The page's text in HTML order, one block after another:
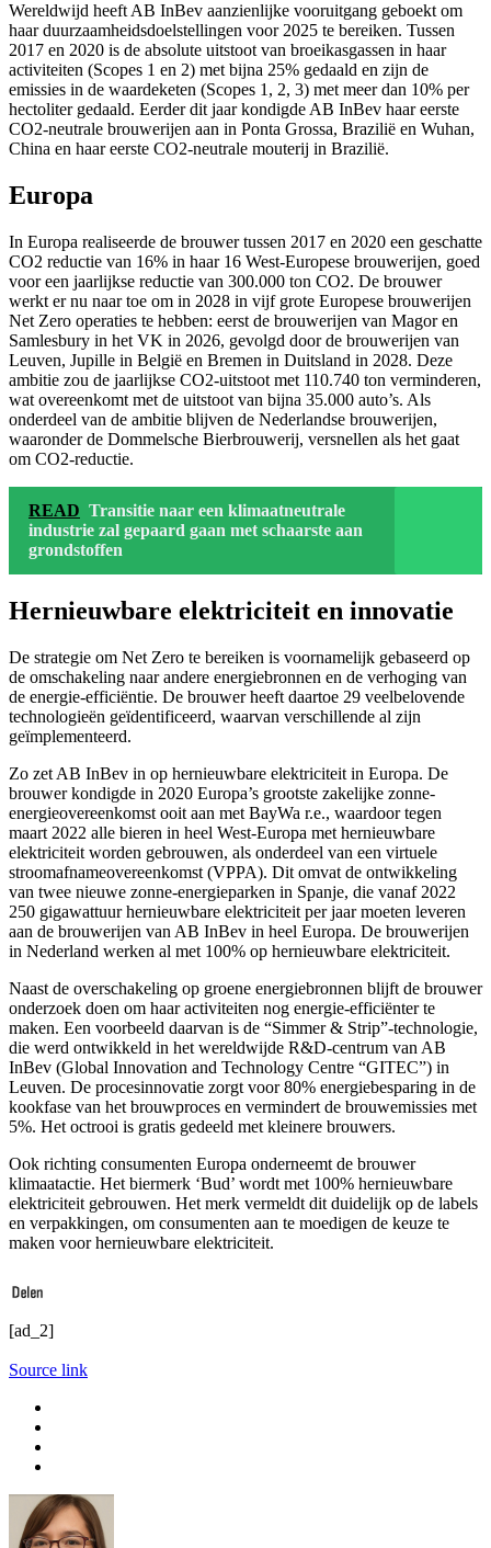
Wereldwijd heeft AB InBev aanzienlijke vooruitgang geboekt om
haar duurzaamheidsdoelstellingen voor 2025 te bereiken. Tussen
2017 en 2020 is de absolute uitstoot van broeikasgassen in haar
activiteiten (Scopes 1 en 2) met bijna 25% gedaald en zijn de
emissies in de waardeketen (Scopes 1, 2, 3) met meer dan 10% per
hectoliter gedaald. Eerder dit jaar kondigde AB InBev haar eerste
CO2-neutrale brouwerijen aan in Ponta Grossa, Brazilië en Wuhan,
China en haar eerste CO2-neutrale mouterij in Brazilië.
Europa
In Europa realiseerde de brouwer tussen 2017 en 2020 een geschatte
CO2 reductie van 16% in haar 16 West-Europese brouwerijen, goed
voor een jaarlijkse reductie van 300.000 ton CO2. De brouwer
werkt er nu naar toe om in 2028 in vijf grote Europese brouwerijen
Net Zero operaties te hebben: eerst de brouwerijen van Magor en
Samlesbury in het VK in 2026, gevolgd door de brouwerijen van
Leuven, Jupille in België en Bremen in Duitsland in 2028. Deze
ambitie zou de jaarlijkse CO2-uitstoot met 110.740 ton verminderen,
wat overeenkomt met de uitstoot van bijna 35.000 auto’s. Als
onderdeel van de ambitie blijven de Nederlandse brouwerijen,
waaronder de Dommelsche Bierbrouwerij, versnellen als het gaat
om CO2-reductie.
READ Transitie naar een klimaatneutrale
industrie zal gepaard gaan met schaarste aan
grondstoffen
Hernieuwbare elektriciteit en innovatie
De strategie om Net Zero te bereiken is voornamelijk gebaseerd op
de omschakeling naar andere energiebronnen en de verhoging van
de energie-efficiëntie. De brouwer heeft daartoe 29 veelbelovende
technologieën geïdentificeerd, waarvan verschillende al zijn
geïmplementeerd.
Zo zet AB InBev in op hernieuwbare elektriciteit in Europa. De
brouwer kondigde in 2020 Europa’s grootste zakelijke zonne-
energieovereenkomst ooit aan met BayWa r.e., waardoor tegen
maart 2022 alle bieren in heel West-Europa met hernieuwbare
elektriciteit worden gebrouwen, als onderdeel van een virtuele
stroomafnameovereenkomst (VPPA). Dit omvat de ontwikkeling
van twee nieuwe zonne-energieparken in Spanje, die vanaf 2022
250 gigawattuur hernieuwbare elektriciteit per jaar moeten leveren
aan de brouwerijen van AB InBev in heel Europa. De brouwerijen
in Nederland werken al met 100% op hernieuwbare elektriciteit.
Naast de overschakeling op groene energiebronnen blijft de brouwer
onderzoek doen om haar activiteiten nog energie-efficiënter te
maken. Een voorbeeld daarvan is de “Simmer & Strip”-technologie,
die werd ontwikkeld in het wereldwijde R&D-centrum van AB
InBev (Global Innovation and Technology Centre “GITEC”) in
Leuven. De procesinnovatie zorgt voor 80% energiebesparing in de
kookfase van het brouwproces en vermindert de brouwemissies met
5%. Het octrooi is gratis gedeeld met kleinere brouwers.
Ook richting consumenten Europa onderneemt de brouwer
klimaatactie. Het biermerk ‘Bud’ wordt met 100% hernieuwbare
elektriciteit gebrouwen. Het merk vermeldt dit duidelijk op de labels
en verpakkingen, om consumenten aan te moedigen de keuze te
maken voor hernieuwbare elektriciteit.
[ad_2]
Source link